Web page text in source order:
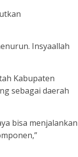
Insyaallah
Kabupaten
sebagai daerah
bisa menjalankan